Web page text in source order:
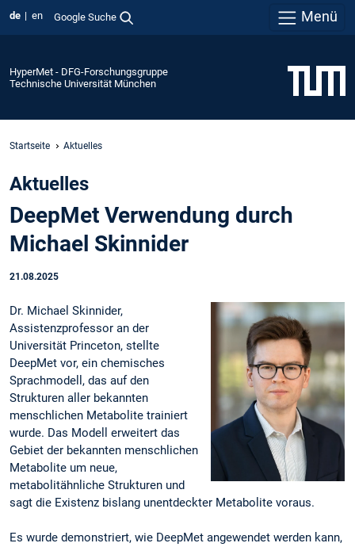
de en Google Suche Menü
HyperMet - DFG-Forschungsgruppe
Technische Universität München
Startseite Aktuelles
Aktuelles
DeepMet Verwendung durch
Michael Skinnider
21.08.2025
Dr. Michael Skinnider,
Assistenzprofessor an der
Universität Princeton, stellte
DeepMet vor, ein chemisches
Sprachmodell, das auf den
Strukturen aller bekannten
menschlichen Metabolite trainiert
wurde. Das Modell erweitert das
Gebiet der bekannten menschlichen
Metabolite um neue,
metabolitähnliche Strukturen und
sagt die Existenz bislang unentdeckter Metabolite voraus.
Es wurde demonstriert, wie DeepMet angewendet werden kann,